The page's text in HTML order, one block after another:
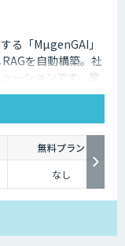
る「MµgenGAI」
を自動構築。社
ーションです。業
ます。
無料プラン
なし